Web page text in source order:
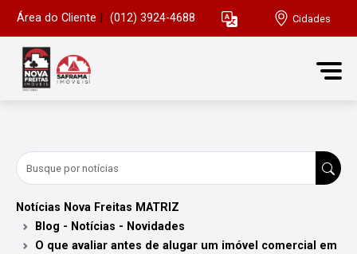
Área do Cliente (012) 3924-4688 Cidades
Notícias Nova Freitas MATRIZ
Blog - Notícias - Novidades
O que avaliar antes de alugar um imóvel comercial em